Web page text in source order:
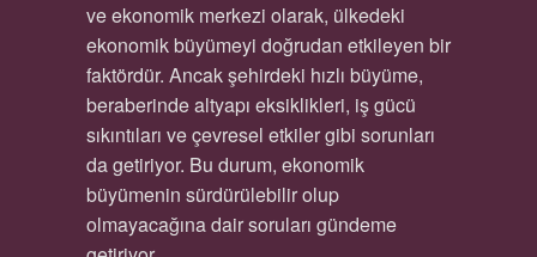
ve ekonomik merkezi olarak, ülkedeki
ekonomik büyümeyi doğrudan etkileyen bir
faktördür. Ancak şehirdeki hızlı büyüme,
beraberinde altyapı eksiklikleri, iş gücü
sıkıntıları ve çevresel etkiler gibi sorunları
da getiriyor. Bu durum, ekonomik
büyümenin sürdürülebilir olup
olmayacağına dair soruları gündeme